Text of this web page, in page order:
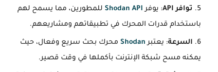
توافر API : يوفرShodan API للمطورين، مما يسمح لهم
باستخدام قدرات المحرك في تطبيقاتهم ومشاريعهم.
السرعة: يعتبرShodan محرك بحث سريع وفعال، حيث
يمكنه مسح شبكة الإنترنت بأكملها في وقت قصير.